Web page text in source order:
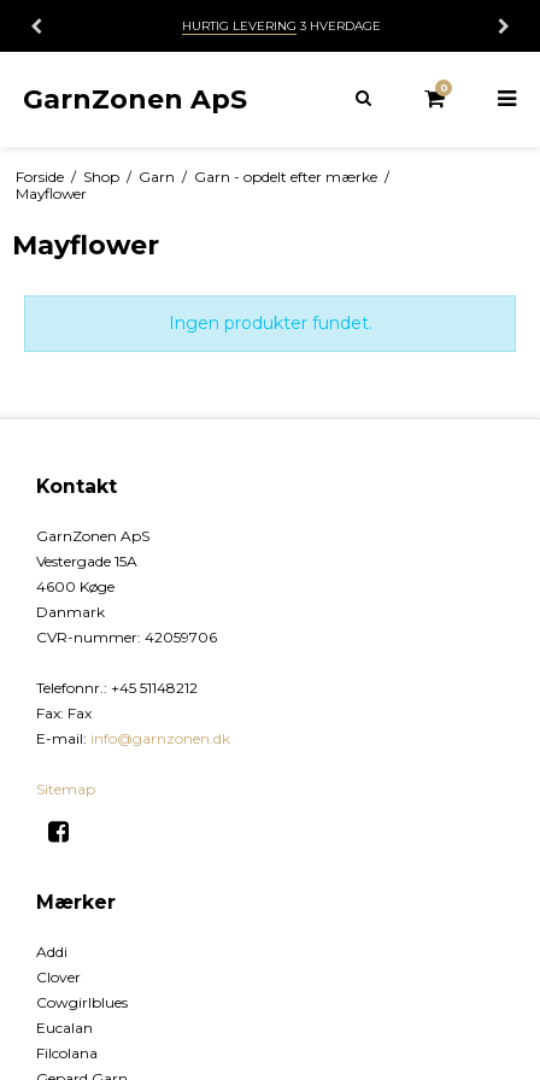
HURTIG LEVERING 3 HVERDAGE
GarnZonen ApS 0
Forside / Shop / Garn / Garn - opdelt efter mærke /
Mayflower
Mayflower
Ingen produkter fundet.
Kontakt
GarnZonen ApS
Vestergade 15A
4600 Køge
Danmark
CVR-nummer: 42059706
Telefonnr.: +45 51148212
Fax: Fax
E-mail: info@garnzonen.dk
Sitemap
Mærker
Addi
Clover
Cowgirlblues
Eucalan
Filcolana